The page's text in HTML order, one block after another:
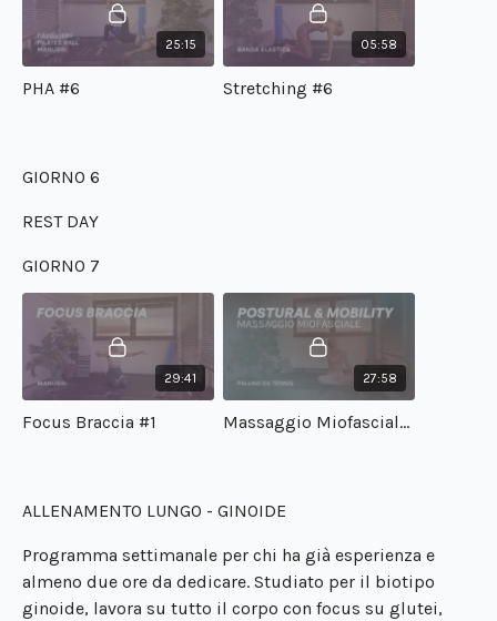
25:15
PHA #6
05:58
Stretching #6
GIORNO 6
REST DAY
GIORNO 7
29:41
Focus Braccia #1
27:58
Massaggio Miofasciale #1
ALLENAMENTO LUNGO - GINOIDE
Programma settimanale per chi ha già esperienza e
almeno due ore da dedicare. Studiato per il biotipo
ginoide, lavora su tutto il corpo con focus su glutei,